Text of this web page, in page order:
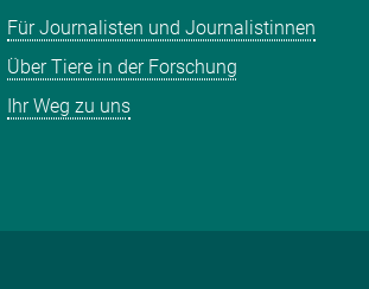
Für Journalisten und Journalistinnen
Über Tiere in der Forschung
Ihr Weg zu uns